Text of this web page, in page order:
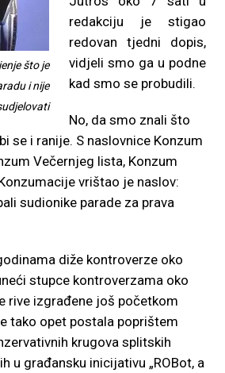
što je
i nije
redakciju je stigao
redovan tjedni dopis,
vidjeli smo ga u podne
kad smo se probudili.
No, da smo znali što
se i ranije. S naslovnice Konzum
Večernjeg lista, Konzum
vrištao je naslov:
sudionike parade za prava
diže kontroverze oko
stupce kontroverzama oko
rive izgrađene još početkom
tako opet postala poprištem
krugova splitskih
u građansku inicijativu „ROBot, a